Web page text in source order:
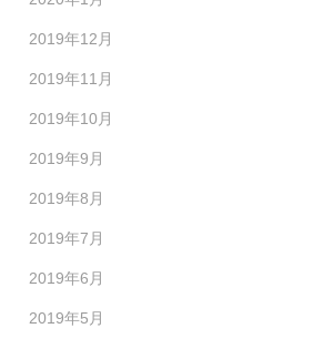
2019年12月
2019年11月
2019年10月
2019年9月
2019年8月
2019年7月
2019年6月
2019年5月